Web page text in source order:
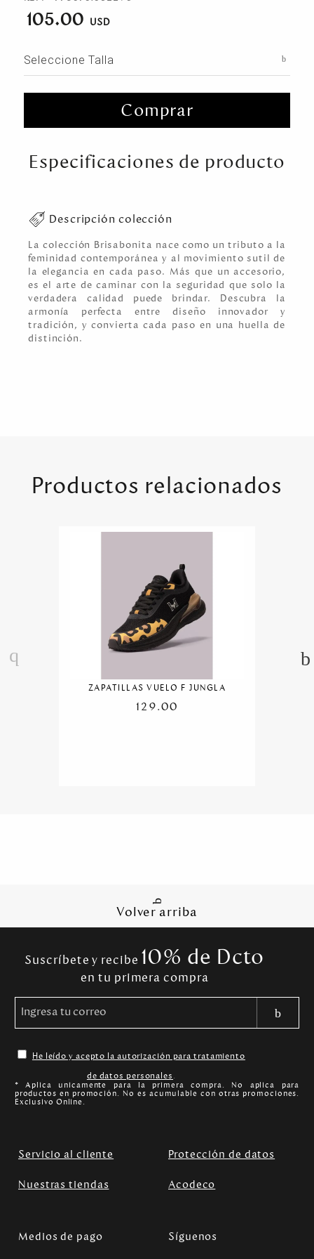
105.00
Seleccione Talla
Comprar
Especificaciones de producto
Descripción colección
La colección Brisabonita nace como un tributo a la
feminidad contemporánea y al movimiento sutil de
la elegancia en cada paso. Más que un accesorio,
es el arte de caminar con la seguridad que solo la
verdadera calidad puede brindar. Descubra la
armonía perfecta entre diseño innovador y
tradición, y convierta cada paso en una huella de
distinción.
Productos relacionados
ZAPATILLAS VUELO F JUNGLA
129.00
Volver arriba
Suscríbete y recibe 10% de Dcto
en tu primera compra
He leído y acepto la autorización para tratamiento
de datos personales.
* Aplica unicamente para la primera compra. No aplica para
productos en promoción. No es acumulable con otras promociones.
Exclusivo Online.
Servicio al cliente Protección de datos
Nuestras tiendas Acodeco
Medios de pago Síguenos